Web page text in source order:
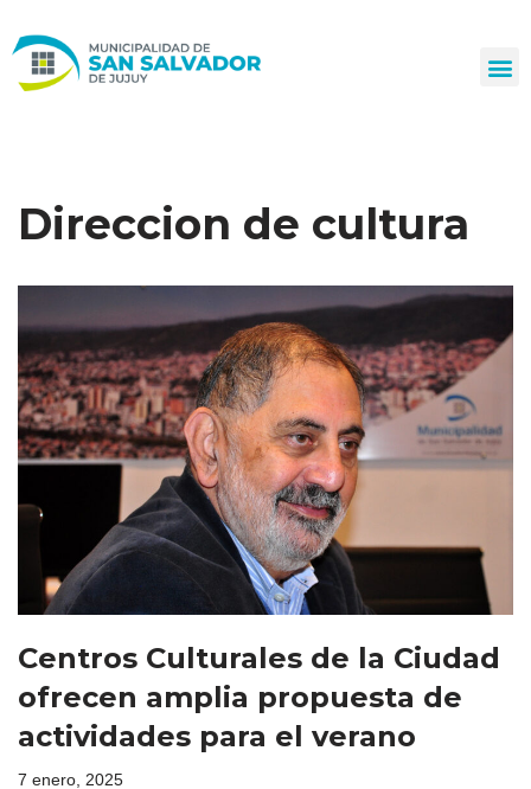
al
Direccion de cultura
Centros Culturales de la Ciudad
ofrecen amplia propuesta de
actividades para el verano
7 enero, 2025